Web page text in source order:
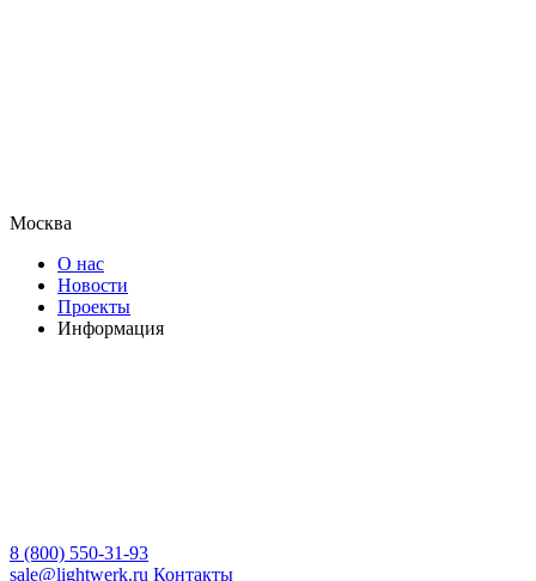
Москва
О нас
Новости
Проекты
Информация
8 (800) 550-31-93
sale@lightwerk.ru Контакты